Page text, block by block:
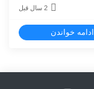
2 سال قبل
ادامه خواندن